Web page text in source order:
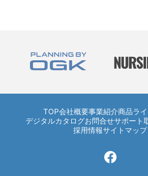
TOP会社概要事業紹介商品ラ
デジタルカタログお問合せサポート
採用情報サイトマップ